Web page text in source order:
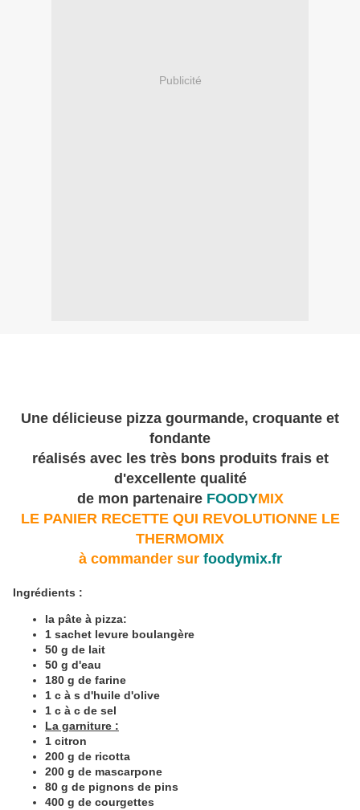
Publicité
Une délicieuse pizza gourmande, croquante et
fondante
réalisés avec les très bons produits frais et
d'excellente qualité
de mon partenaire FOODYMIX
LE PANIER RECETTE QUI REVOLUTIONNE LE
THERMOMIX
à commander sur foodymix.fr
Ingrédients :
la pâte à pizza:
1 sachet levure boulangère
50 g de lait
50 g d'eau
180 g de farine
1 c à s d'huile d'olive
1 c à c de sel
La garniture :
1 citron
200 g de ricotta
200 g de mascarpone
80 g de pignons de pins
400 g de courgettes